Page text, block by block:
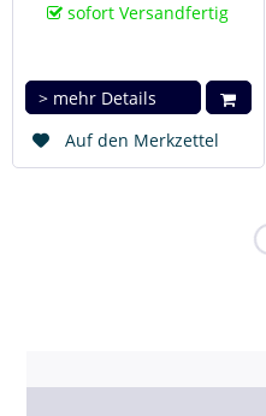
sofort Versandfertig
> mehr Details
Auf den Merkzettel